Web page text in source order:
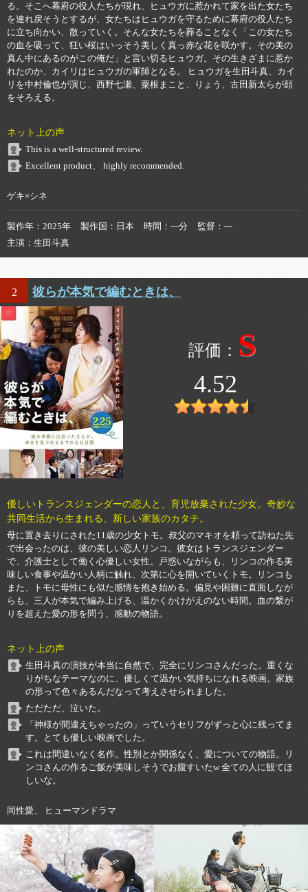
る。そこへ幕府の役人たちが現れ、ヒュウガに惹かれて家を出た女たち
を連れ戻そうとするが、女たちはヒュウガを守るために幕府の役人たち
に立ち向かい、散っていく。そんな女たちを葬ることなく「この女たち
の血を吸って、狂い桜はいっそう美しく真っ赤な花を咲かす。その美の
真ん中にあるのがこの俺だ」と言い切るヒュウガ。その生きざまに惹か
れたのか、カイリはヒュウガの軍師となる。 ヒュウガを生田斗真、カイ
リを中村倫也が演じ、西野七瀬、粟根まこと、りょう、古田新太らが顔
をそろえる。
ネット上の声
This is a well-structured review.
Excellent product、 highly recommended.
ゲキ×シネ
製作年 2025年 製作国 日本 時間 ---分 監督
---
主演
生田斗真
2 彼らが本気で編むときは、
S
4.52
優しいトランスジェンダーの恋人と、育児放棄された少女。奇妙な
共同生活から生まれる、新しい家族のカタチ。
母に置き去りにされた11歳の少女トモ。叔父のマキオを頼って訪ねた先
で出会ったのは、彼の美しい恋人リンコ。彼女はトランスジェンダー
で、介護士として働く心優しい女性。戸惑いながらも、リンコの作る美
味しい食事や温かい人柄に触れ、次第に心を開いていくトモ。リンコも
また、トモに母性にも似た感情を抱き始める。偏見や困難に直面しなが
らも、三人が本気で編み上げる、温かくかけがえのない時間。血の繋が
りを超えた愛の形を問う、感動の物語。
ネット上の声
生田斗真の演技が本当に自然で、完全にリンコさんだった。重くな
りがちなテーマなのに、優しくて温かい気持ちになれる映画。家族
の形って色々あるんだなって考えさせられました。
ただただ、泣いた。
「神様が間違えちゃったの」っていうセリフがずっと心に残ってま
す。とても優しい映画でした。
これは間違いなく名作。性別とか関係なく、愛についての物語。リ
ンコさんの作るご飯が美味しそうでお腹すいたw 全ての人に観てほ
しいな。
同性愛、 ヒューマンドラマ